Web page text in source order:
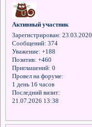
Активный участник
Зарегистрирован: 23.03.2020
Сообщений: 374
Уважение: +188
Позитив: +460
Приглашений: 0
Провел на форуме:
1 день 16 часов
Последний визит:
21.07.2026 13:38